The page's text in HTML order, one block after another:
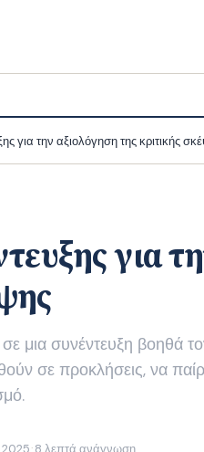
για την αξιολόγηση της κριτικής
για
μια συνέντευξη βοηθά
σε προκλήσεις, να
2025· 8 λεπτά ανάγνωση